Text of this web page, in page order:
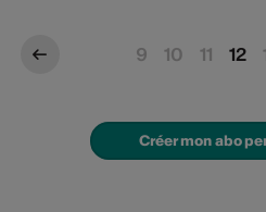
9 10 11 12
Créer mon abo